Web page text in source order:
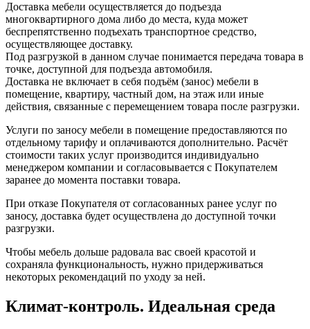
Доставка мебели осуществляется до подъезда
многоквартирного дома либо до места, куда может
беспрепятственно подъехать транспортное средство,
осуществляющее доставку.
Под разгрузкой в данном случае понимается передача товара в
точке, доступной для подъезда автомобиля.
Доставка не включает в себя подъём (занос) мебели в
помещение, квартиру, частный дом, на этаж или иные
действия, связанные с перемещением товара после разгрузки.
Услуги по заносу мебели в помещение предоставляются по
отдельному тарифу и оплачиваются дополнительно. Расчёт
стоимости таких услуг производится индивидуально
менеджером компании и согласовывается с Покупателем
заранее до момента поставки товара.
При отказе Покупателя от согласованных ранее услуг по
заносу, доставка будет осуществлена до доступной точки
разгрузки.
Чтобы мебель дольше радовала вас своей красотой и
сохраняла функциональность, нужно придерживаться
некоторых рекомендаций по уходу за ней.
Климат-контроль. Идеальная среда